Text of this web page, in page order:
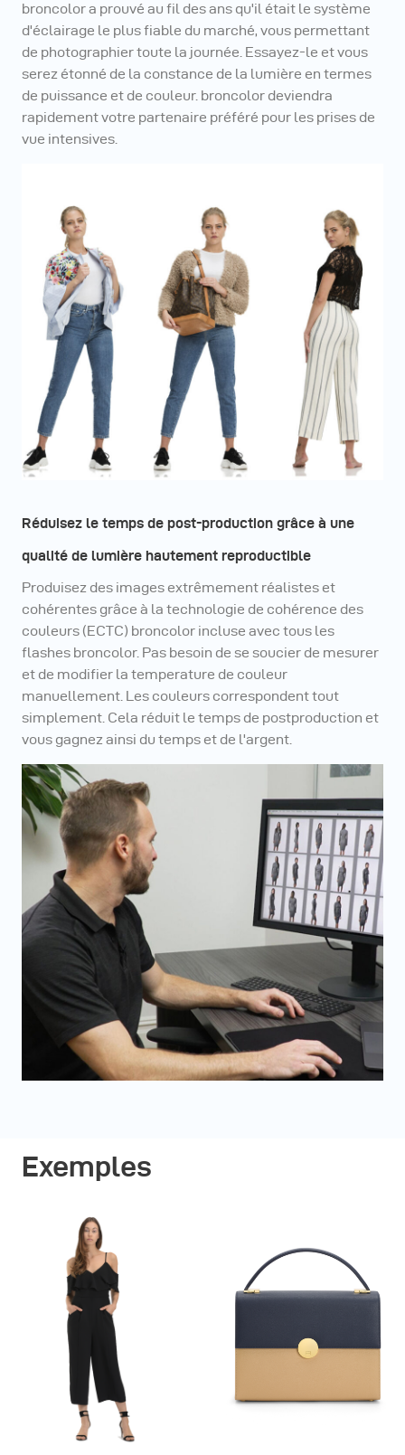
broncolor a prouvé au fil des ans qu'il était le système
d'éclairage le plus fiable du marché, vous permettant
de photographier toute la journée. Essayez-le et vous
serez étonné de la constance de la lumière en termes
de puissance et de couleur. broncolor deviendra
rapidement votre partenaire préféré pour les prises de
vue intensives.
Réduisez le temps de post-production grâce à une
qualité de lumière hautement reproductible
Produisez des images extrêmement réalistes et
cohérentes grâce à la technologie de cohérence des
couleurs (ECTC) broncolor incluse avec tous les
flashes broncolor. Pas besoin de se soucier de mesurer
et de modifier la temperature de couleur
manuellement. Les couleurs correspondent tout
simplement. Cela réduit le temps de postproduction et
vous gagnez ainsi du temps et de l'argent.
Exemples